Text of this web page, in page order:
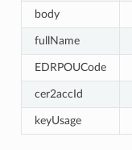
body
fullName
EDRPOUCode
cer2accId
keyUsage